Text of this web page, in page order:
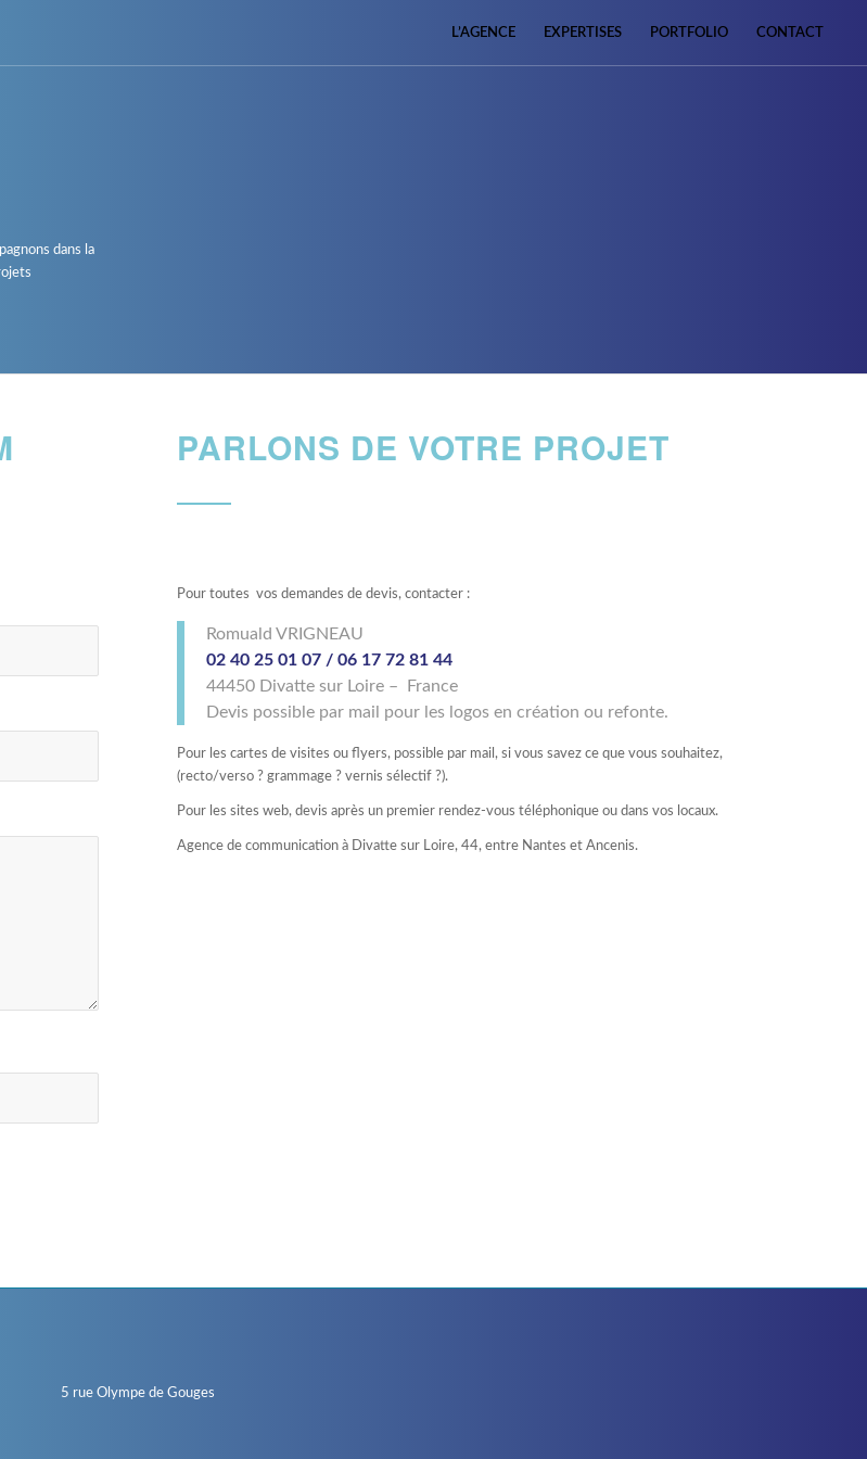
L’AGENCE EXPERTISES PORTFOLIO CONTACT
dans la
PARLONS DE VOTRE PROJET
Pour toutes vos demandes de devis, contacter :
Romuald VRIGNEAU
02 40 25 01 07 / 06 17 72 81 44
44450 Divatte sur Loire – France
Devis possible par mail pour les logos en création ou refonte.
Pour les cartes de visites ou flyers, possible par mail, si vous savez ce que vous souhaitez,
(recto/verso ? grammage ? vernis sélectif ?).
Pour les sites web, devis après un premier rendez-vous téléphonique ou dans vos locaux.
Agence de communication à Divatte sur Loire, 44, entre Nantes et Ancenis.
5 rue Olympe de Gouges